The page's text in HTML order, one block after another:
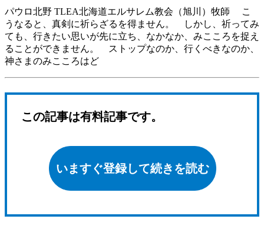
パウロ北野 TLEA北海道エルサレム教会（旭川）牧師 こ
うなると、真剣に祈らざるを得ません。 しかし、祈ってみ
ても、行きたい思いが先に立ち、なかなか、みこころを捉え
ることができません。 ストップなのか、行くべきなのか、
神さまのみこころはど
この記事は有料記事です。
いますぐ登録して続きを読む